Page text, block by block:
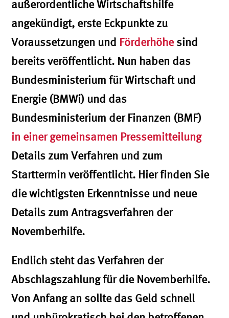
außerordentliche Wirtschaftshilfe
angekündigt, erste Eckpunkte zu
Voraussetzungen und Förderhöhesind
bereits veröffentlicht. Nun haben das
Bundesministerium für Wirtschaft und
Energie (BMWi) und das
Bundesministerium der Finanzen (BMF)
in einer gemeinsamen Pressemitteilung
Details zum Verfahren und zum
Starttermin veröffentlicht. Hier finden Sie
die wichtigsten Erkenntnisse und neue
Details zum Antragsverfahren der
Novemberhilfe.
Endlich steht das Verfahren der
Abschlagszahlung für die Novemberhilfe.
Von Anfang an sollte das Geld schnell